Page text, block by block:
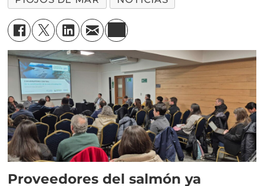
Proveedores del salmón ya